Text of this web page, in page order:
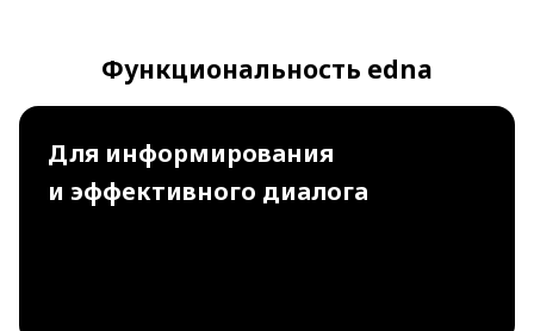
Функциональность edna
Для информирования
и эффективного диалога